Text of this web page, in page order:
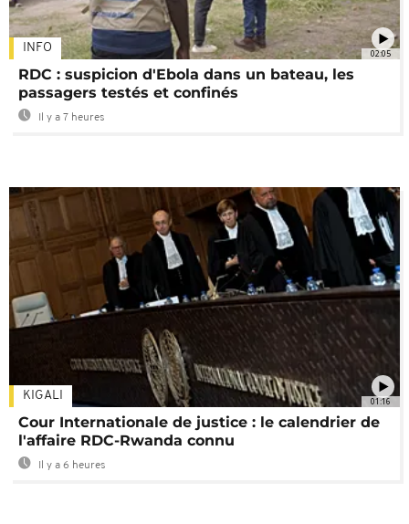
02:05
INFO
RDC : suspicion d'Ebola dans un bateau, les
passagers testés et confinés
Il y a 7 heures
01:16
KIGALI
Cour Internationale de justice : le calendrier de
l'affaire RDC-Rwanda connu
Il y a 6 heures